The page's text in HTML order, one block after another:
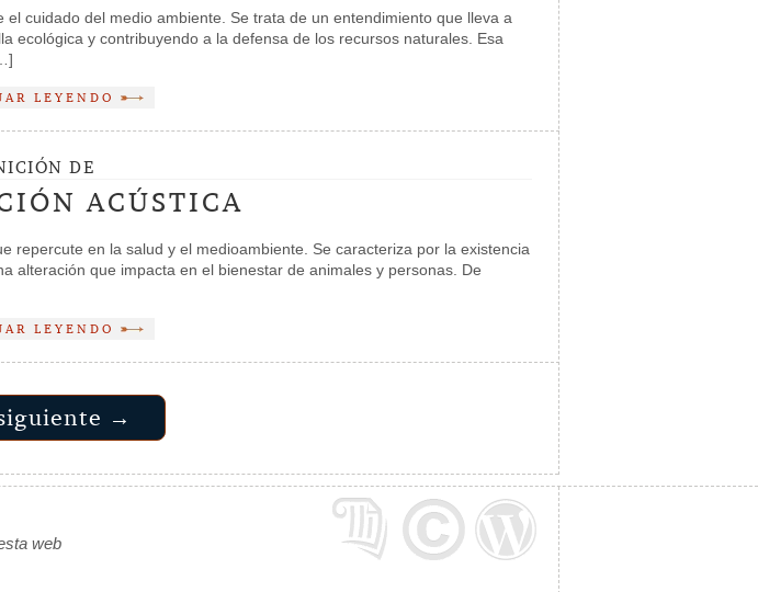
cuidado del medio ambiente. Se trata de un entendimiento que lleva a
ecológica y contribuyendo a la defensa de los recursos naturales. Esa
LEYENDO
DE
ACÚSTICA
repercute en la salud y el medioambiente. Se caracteriza por la existencia
alteración que impacta en el bienestar de animales y personas. De
LEYENDO
→
web